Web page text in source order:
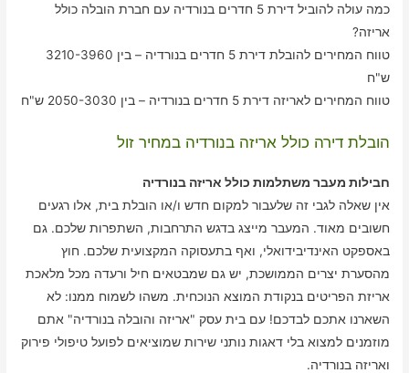
כמה עולה להוביל דירת 5 חדרים בנורדיה עם חברת הובלה כולל
אריזה?
טווח המחירים להובלת דירת 5 חדרים בנורדיה – בין 3210-3960
ש"ח
טווח המחירים לאריזה דירת 5 חדרים בנורדיה – בין 2050-3030 ש"ח
הובלת דירה כולל אריזה בנורדיה במחיר זול
חבילות מעבר משתלמות כולל אריזה בנורדיה
אין שאלה לגבי זה שלעבור למקום חדש ו/או הובלת בית, אלו רגעים
חשובים מאוד. המעבר מייצג בדגש התרחבות, השתפרות שלכם. גם
באספקט האינדיבידואלי, ואף בתעסוקה המקצועית שלכם. חוץ
מהסערת יצרים הממושכת, יש גם שמבטאים חיל ורעדה מכל מלאכת
אריזת הפריטים בנקודת המוצא הנוכחית. משהו לשמוח ממנו: לא
השארנו אתכם לבדכם! עם בית עסק "אריזה והובלה בנורדיה" אתם
מוזמנים למצוא בלי דאגות נותני שירות שמוציאים לפועל טיפולי פירוק
ואריזה בנורדיה.